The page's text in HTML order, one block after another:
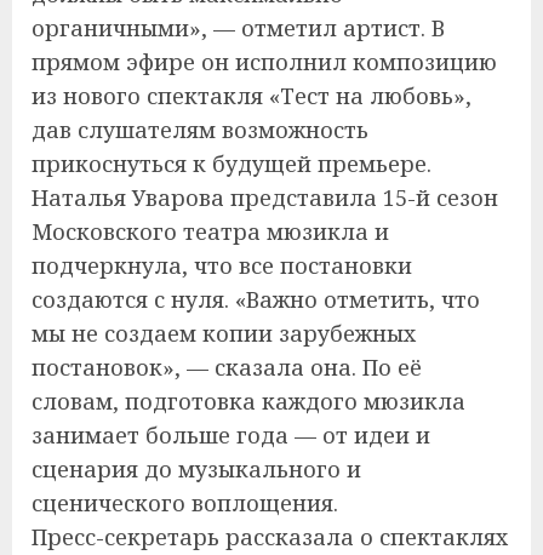
органичными», — отметил артист. В
прямом эфире он исполнил композицию
из нового спектакля «Тест на любовь»,
дав слушателям возможность
прикоснуться к будущей премьере.
Наталья Уварова представила 15-й сезон
Московского театра мюзикла и
подчеркнула, что все постановки
создаются с нуля. «Важно отметить, что
мы не создаем копии зарубежных
постановок», — сказала она. По её
словам, подготовка каждого мюзикла
занимает больше года — от идеи и
сценария до музыкального и
сценического воплощения.
Пресс-секретарь рассказала о спектаклях